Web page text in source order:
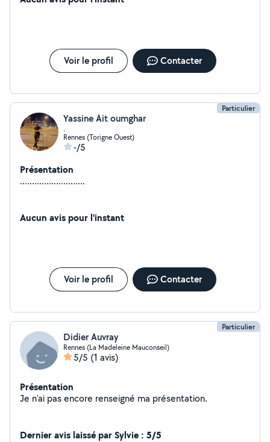
Voir le profil Contacter
Particulier
Yassine Ait oumghar
.
Rennes (Torigne Ouest)
-/5
Présentation
...........................
Aucun avis pour l'instant
Voir le profil Contacter
Particulier
Didier Auvray
Rennes (La Madeleine Mauconseil)
5/5 (1 avis)
Présentation
Je n'ai pas encore renseigné ma présentation.
Dernier avis laissé par Sylvie : 5/5